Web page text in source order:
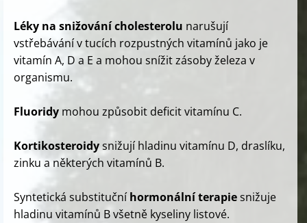
Léky na snižování cholesterolu narušují
vstřebávání v tucích rozpustných vitamínů jako je
vitamín A, D a E a mohou snížit zásoby železa v
organismu.
Fluoridy mohou způsobit deficit vitamínu C.
Kortikosteroidysnižují hladinu vitamínu D, draslíku,
zinku a některých vitamínů B.
Syntetická substitučníhormonální terapiesnižuje
hladinu vitamínů B všetně kyseliny listové.